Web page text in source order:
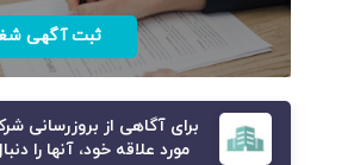
ثبت آگهی
برای آگاهی از بروزرسانی
مورد علاقه خود، آنها را